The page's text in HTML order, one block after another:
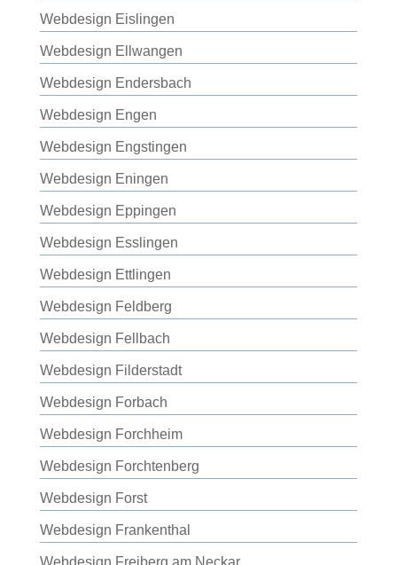
Webdesign Eislingen
Webdesign Ellwangen
Webdesign Endersbach
Webdesign Engen
Webdesign Engstingen
Webdesign Eningen
Webdesign Eppingen
Webdesign Esslingen
Webdesign Ettlingen
Webdesign Feldberg
Webdesign Fellbach
Webdesign Filderstadt
Webdesign Forbach
Webdesign Forchheim
Webdesign Forchtenberg
Webdesign Forst
Webdesign Frankenthal
Webdesign Freiberg am Neckar